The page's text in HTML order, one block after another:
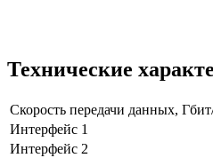
Технические
Скорость передачи данных,
Интерфейс 1
Интерфейс 2